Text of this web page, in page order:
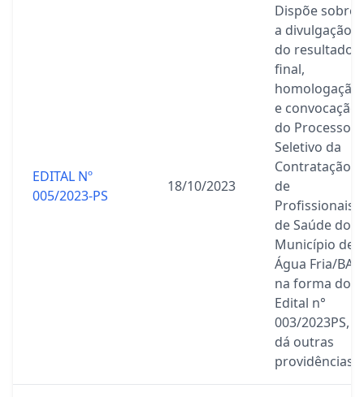
EDITAL Nº
005/2023-PS
18/10/2023
Dispõe sobre
a divulgação
do resultado
final,
homologação
e convocação
do Processo
Seletivo da
Contratação
de
Profissionais
de Saúde do
Município de
Água Fria/BA,
na forma do
Edital n°
003/2023PS, e
dá outras
providências.